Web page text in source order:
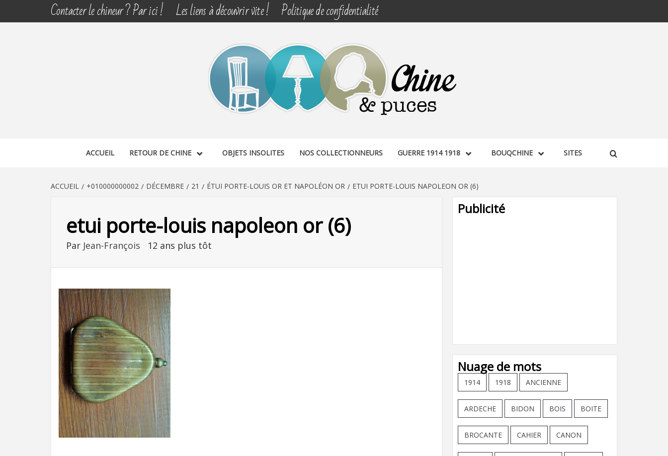
Contacter le chineur ? Par ici ! Les liens à découvrir vite ! Politique de confidentialité
CHINE & PUCES
ACCUEIL RETOUR DE CHINE OBJETS INSOLITES NOS COLLECTIONNEURS GUERRE 1914 1918 BOUQCHINE SITES
ACCUEIL +010000000002 DÉCEMBRE 21 ÉTUI PORTE-LOUIS OR ET NAPOLÉON OR ETUI PORTE-LOUIS NAPOLEON OR (6)
etui porte-louis napoleon or (6)
Par Jean-François 12 ans plus tôt
Publicité
Nuage de mots
1914 1918 ANCIENNE
ARDECHE BIDON BOIS BOITE
BROCANTE CAHIER CANON